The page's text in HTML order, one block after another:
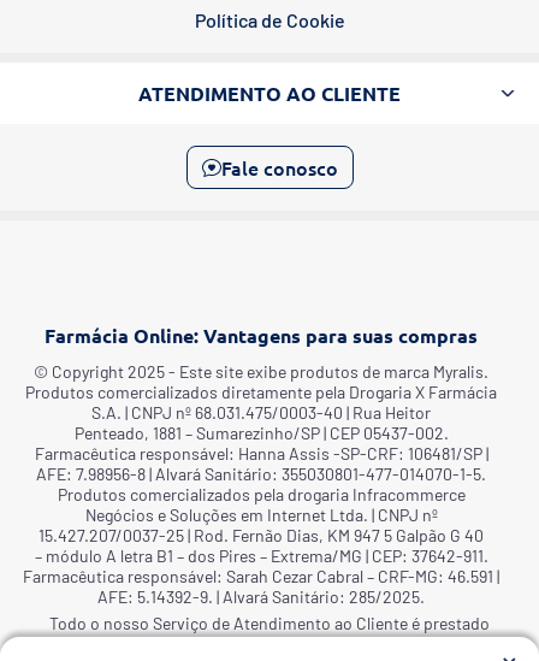
Política de Cookie
ATENDIMENTO AO CLIENTE
Fale conosco
Farmácia Online: Vantagens para suas compras
©️ Copyright 2025 - Este site exibe produtos de marca Myralis.
Produtos comercializados diretamente pela Drogaria X Farmácia
S.A. | CNPJ nº 68.031.475/0003-40 | Rua Heitor
Penteado, 1881 – Sumarezinho/SP | CEP 05437-002.
Farmacêutica responsável: Hanna Assis -SP-CRF: 106481/SP |
AFE: 7.98956-8 | Alvará Sanitário: 355030801-477-014070-1-5.
Produtos comercializados pela drogaria Infracommerce
Negócios e Soluções em Internet Ltda. | CNPJ nº
15.427.207/0037-25 | Rod. Fernão Dias, KM 947 5 Galpão G 40
– módulo A letra B1 – dos Pires – Extrema/MG | CEP: 37642-911.
Farmacêutica responsável: Sarah Cezar Cabral – CRF-MG: 46.591 |
AFE: 5.14392-9. | Alvará Sanitário: 285/2025.
Todo o nosso Serviço de Atendimento ao Cliente é prestado
pela Infracommerce e pela Drogaria X Farmácia S.A., o período